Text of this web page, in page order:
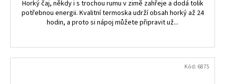
Horký čaj, někdy i s trochou rumu v zimě zahřeje a dodá tolik
potřebnou energii. Kvalitní termoska udrží obsah horký až 24
hodin, a proto si nápoj můžete připravit už...
Kód: 6875